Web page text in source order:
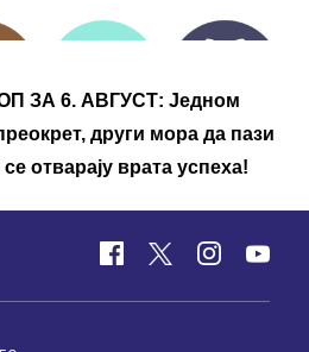
ЗА 6. АВГУСТ: Једном
други мора да пази
отварају врата успеха!